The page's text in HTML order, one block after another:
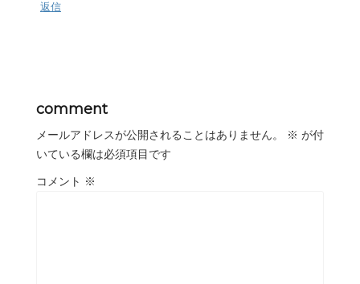
返信
comment
メールアドレスが公開されることはありません。 ※ が付
いている欄は必須項目です
コメント ※